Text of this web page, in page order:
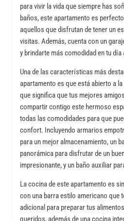
para vivir la vida que siempre has
baños, este apartamento es
aquellos que disfrutan de tener un
visitas. Además, cuenta con un
y brindarte más comodidad en tu día
Una de las características más
apartamento es que está abierto a
que significa que tus mejores
compartir contigo este hermoso
todas las comodidades para que
confort. Incluyendo armarios
para un mejor almacenamiento, un
panorámica para disfrutar de un
impresionante, y un baño auxiliar
La cocina de este apartamento es
con una barra estilo americano que
adicional para preparar tus